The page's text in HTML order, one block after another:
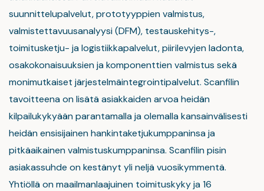
suunnittelupalvelut, prototyyppien valmistus,
valmistettavuusanalyysi (DFM), testauskehitys-,
toimitusketju- ja logistiikkapalvelut, piirilevyjen ladonta,
osakokonaisuuksien ja komponenttien valmistus sekä
monimutkaiset järjestelmäintegrointipalvelut. Scanfilin
tavoitteena on lisätä asiakkaiden arvoa heidän
kilpailukykyään parantamalla ja olemalla kansainvälisesti
heidän ensisijainen hankintaketjukumppaninsa ja
pitkäaikainen valmistuskumppaninsa. Scanfilin pisin
asiakassuhde on kestänyt yli neljä vuosikymmentä.
Yhtiöllä on maailmanlaajuinen toimituskyky ja 16